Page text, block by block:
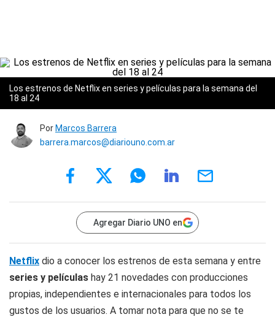
Los estrenos de Netflix en series y películas para la semana del
18 al 24
Por Marcos Barrera
barrera.marcos@diariouno.com.ar
Agregar Diario UNO en
Netflix dio a conocer los estrenos de esta semana y entre
series y películas hay 21 novedades con producciones
propias, independientes e internacionales para todos los
gustos de los usuarios. A tomar nota para que no se te